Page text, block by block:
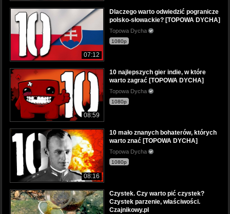
07:12
Dlaczego warto odwiedzić pogranicze
polsko-słowackie? [TOPOWA DYCHA]
Topowa Dycha
1080p
08:59
10 najlepszych gier indie, w które
warto zagrać [TOPOWA DYCHA]
Topowa Dycha
1080p
08:16
10 mało znanych bohaterów, których
warto znać [TOPOWA DYCHA]
Topowa Dycha
1080p
Czystek. Czy warto pić czystek?
Czystek parzenie, właściwości.
Czajnikowy.pl